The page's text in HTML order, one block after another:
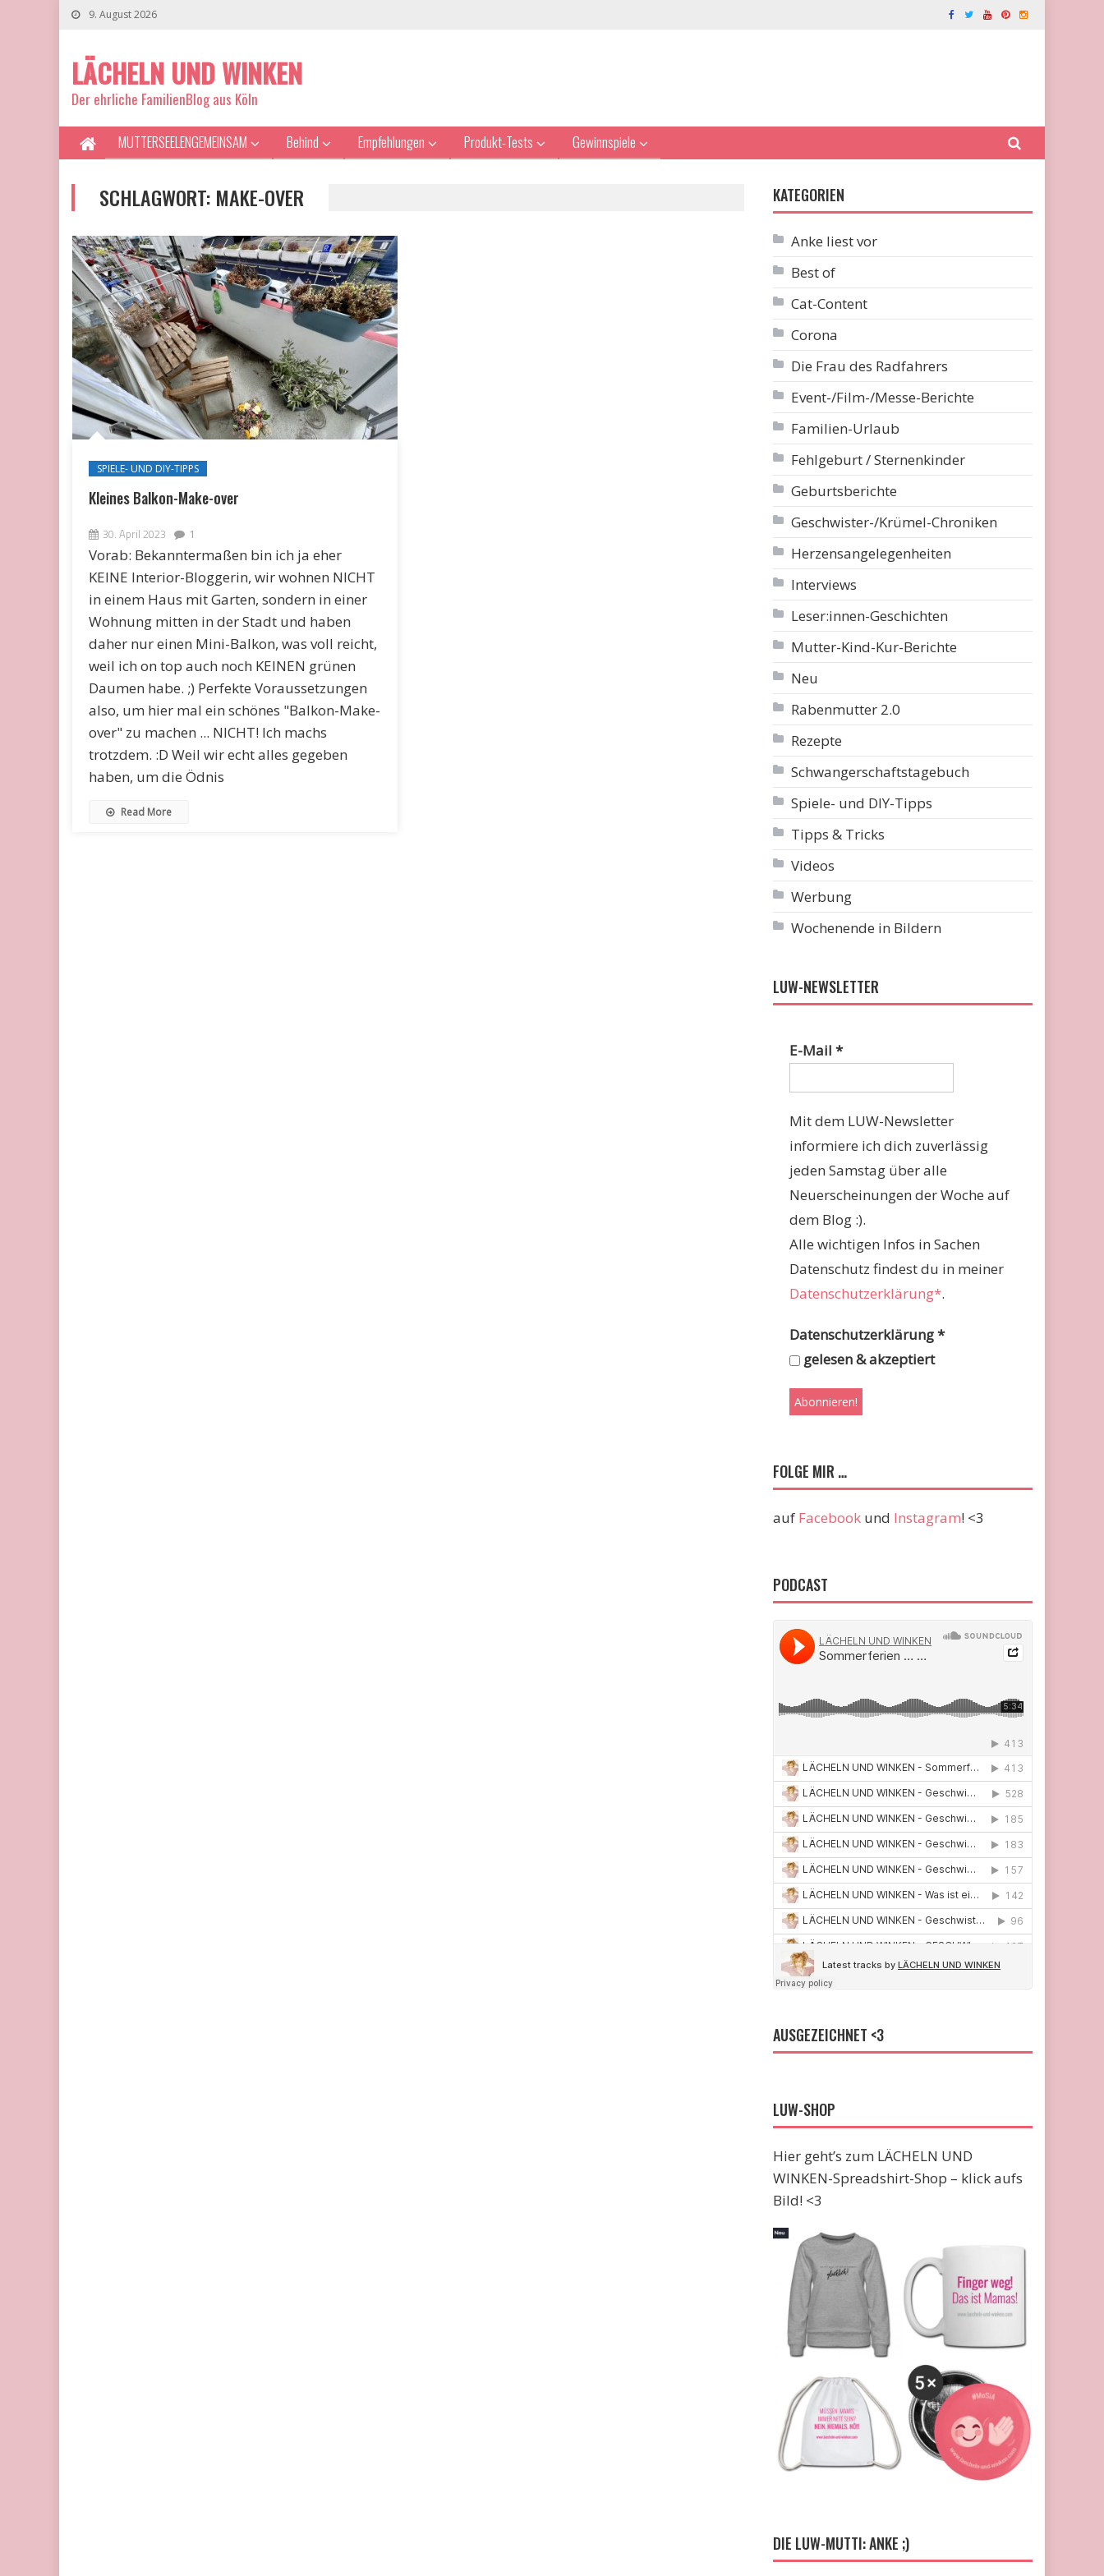
9. August 2026
LÄCHELN UND WINKEN
Der ehrliche FamilienBlog aus Köln
MUTTERSEELENGEMEINSAM Behind Empfehlungen Produkt-Tests Gewinnspiele
SCHLAGWORT: MAKE-OVER
SPIELE- UND DIY-TIPPS
Kleines Balkon-Make-over
30. April 2023 1
Vorab: Bekanntermaßen bin ich ja eher
KEINE Interior-Bloggerin, wir wohnen NICHT
in einem Haus mit Garten, sondern in einer
Wohnung mitten in der Stadt und haben
daher nur einen Mini-Balkon, was voll reicht,
weil ich on top auch noch KEINEN grünen
Daumen habe. ;) Perfekte Voraussetzungen
also, um hier mal ein schönes "Balkon-Make-
over" zu machen ... NICHT! Ich machs
trotzdem. :D Weil wir echt alles gegeben
haben, um die Ödnis
Read More
KATEGORIEN
Anke liest vor
Best of
Cat-Content
Corona
Die Frau des Radfahrers
Event-/Film-/Messe-Berichte
Familien-Urlaub
Fehlgeburt / Sternenkinder
Geburtsberichte
Geschwister-/Krümel-Chroniken
Herzensangelegenheiten
Interviews
Leser:innen-Geschichten
Mutter-Kind-Kur-Berichte
Neu
Rabenmutter 2.0
Rezepte
Schwangerschaftstagebuch
Spiele- und DIY-Tipps
Tipps & Tricks
Videos
Werbung
Wochenende in Bildern
LUW-NEWSLETTER
E-Mail*
Mit dem LUW-Newsletter
informiere ich dich zuverlässig
jeden Samstag über alle
Neuerscheinungen der Woche auf
dem Blog :).
Alle wichtigen Infos in Sachen
Datenschutz findest du in meiner
Datenschutzerklärung*.
Datenschutzerklärung*
gelesen & akzeptiert
FOLGE MIR …
auf Facebook und Instagram! <3
PODCAST
AUSGEZEICHNET <3
LUW-SHOP
Hier geht’s zum LÄCHELN UND
WINKEN-Spreadshirt-Shop – klick aufs
Bild! <3
DIE LUW-MUTTI: ANKE ;)